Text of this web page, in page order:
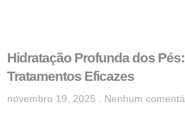
Hidratação Profunda dos
Tratamentos Eficazes
novembro 19, 2025 Nenhum